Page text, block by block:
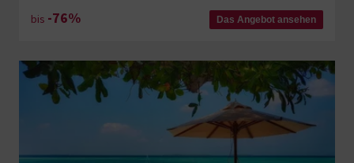
bis -76% Das Angebot ansehen